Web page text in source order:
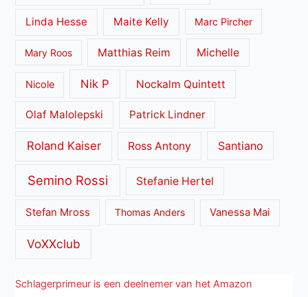
Linda Hesse Maite Kelly Marc Pircher
Mary Roos Matthias Reim Michelle
Nicole Nik P Nockalm Quintett
Olaf Malolepski Patrick Lindner
Roland Kaiser Ross Antony Santiano
Semino Rossi Stefanie Hertel
Stefan Mross Thomas Anders Vanessa Mai
VoXXclub
Schlagerprimeur is een deelnemer van het Amazon